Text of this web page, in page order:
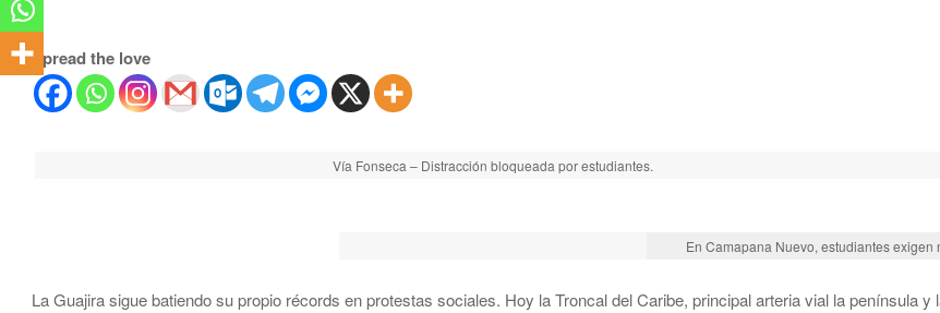
Spread the love
Vía Fonseca – Distracción bloqueada por estudiantes.
En Camapana Nuevo, estudiantes
La Guajira sigue batiendo su propio récords en protestas sociales. Hoy la Troncal del Caribe, principal arteria vial la península y